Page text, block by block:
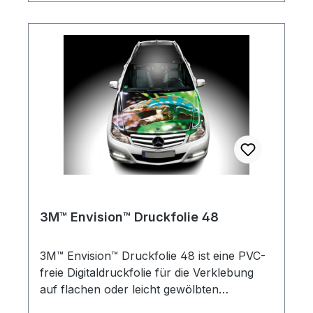
und erfüllt die Anforderungen der UN/ECE
104.
3M™ Envision™ Druckfolie 48
3M™ Envision™ Druckfolie 48 ist eine PVC-
freie Digitaldruckfolie für die Verklebung
auf flachen oder leicht gewölbten